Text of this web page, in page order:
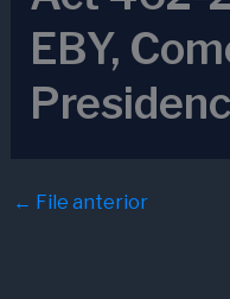
EBY,
← File anterior